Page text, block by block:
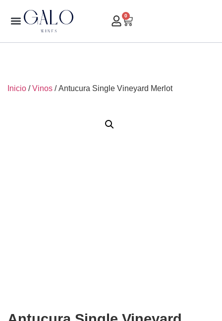
0
Inicio /Vinos / Antucura Single Vineyard Merlot